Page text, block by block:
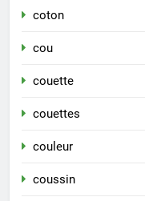
coton
cou
couette
couettes
couleur
coussin